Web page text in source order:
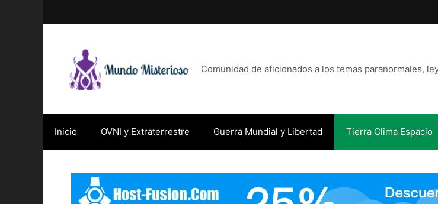
Comunidad de aficionados a los temas paranormales,
Inicio OVNI y Extraterrestre Guerra Mundial y Libertad Tierra Clima Espacio